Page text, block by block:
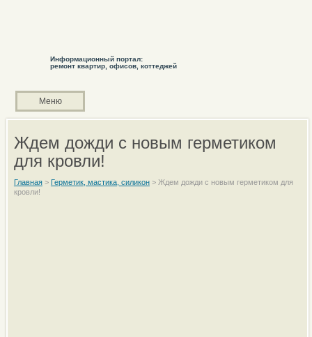
Информационный портал:
ремонт квартир, офисов, коттеджей
Меню
Ждем дожди с новым герметиком
для кровли!
Главная> Герметик, мастика, силикон> Ждем дожди с новым герметиком для
кровли!